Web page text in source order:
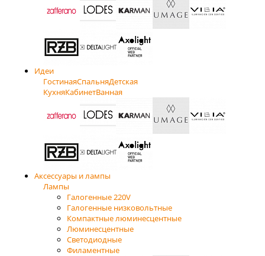
Идеи
ГостинаяСпальняДетская
КухняКабинетВанная
Аксессуары и лампы
Лампы
Галогенные 220V
Галогенные низковольтные
Компактные люминесцентные
Люминесцентные
Светодиодные
Филаментные